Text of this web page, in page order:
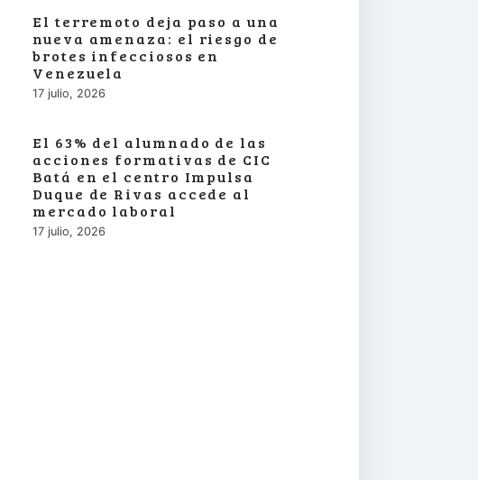
El terremoto deja paso a una
nueva amenaza: el riesgo de
brotes infecciosos en
Venezuela
17 julio, 2026
El 63% del alumnado de las
acciones formativas de CIC
Batá en el centro Impulsa
Duque de Rivas accede al
mercado laboral
17 julio, 2026